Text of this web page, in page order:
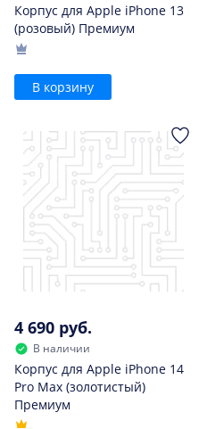
Корпус для Apple iPhone 13
(розовый) Премиум
В корзину
4 690 руб.
В наличии
Корпус для Apple iPhone 14
Pro Max (золотистый)
Премиум